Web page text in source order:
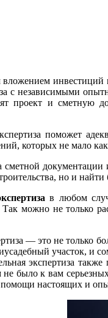
с независимыми
проект и сметную
поможет
которых не мало
сметной
но и
в любом
можно не только
— это не только
участок, и
экспертиза
было к вам
настоящих и